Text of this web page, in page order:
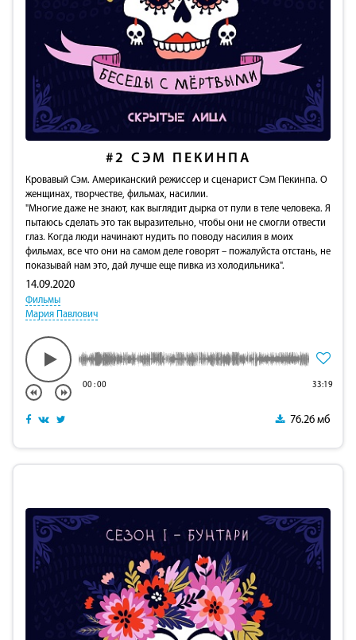
#2 СЭМ ПЕКИНПА
Кровавый Сэм. Американский режиссер и сценарист Сэм Пекинпа. О
женщинах, творчестве, фильмах, насилии.
"Многие даже не знают, как выглядит дырка от пули в теле человека. Я
пытаюсь сделать это так выразительно, чтобы они не смогли отвести
глаз. Когда люди начинают нудить по поводу насилия в моих
фильмах, все что они на самом деле говорят – пожалуйста отстань, не
показывай нам это, дай лучше еще пивка из холодильника".
14.09.2020
Фильмы
Мария Павлович
00:00 33:19
76.26 мб